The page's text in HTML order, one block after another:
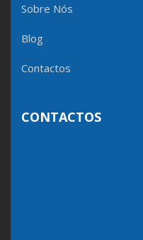
Sobre Nós
Blog
Contactos
CONTACTOS